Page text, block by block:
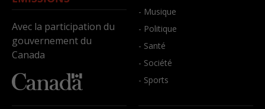
Avec la participation du
gouvernement du
Canada
- Musique
- Politique
- Santé
- Société
- Sports